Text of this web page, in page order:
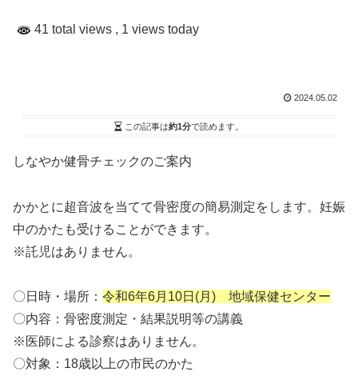
41 total views , 1 views today
2024.05.02
この記事は約1分で読めます。
しなやか健骨チェックのご案内
かかとに超音波を当てて骨密度の簡易測定をします。妊娠
中のかたも受けることができます。
※託児はありません。
〇日時・場所： 令和6年6月10日(月) 地域保健センター
〇内容：骨密度測定・結果説明等の講義
※医師による診察はありません。
〇対象：18歳以上の市民のかた